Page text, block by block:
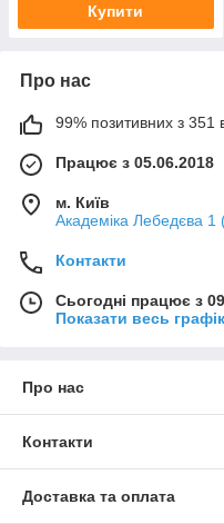
Купити
Про нас
99% позитивних з 351
Працює з 05.06.2018
м. Київ
Академіка Лебедєва 1
Контакти
Сьогодні працює з
Показати весь
Про нас
Контакти
Доставка та оплата